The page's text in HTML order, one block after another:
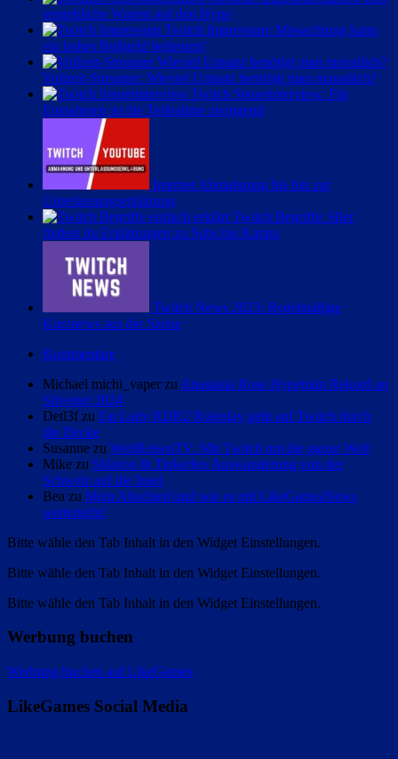
Beiträge
vergebliche Warten auf den Hype
Twitch Impressum: Missachtung kann
ein hohes Bußgeld bedeuten!
Vollzeit-Streamer: Wieviel Umsatz benötigt man monatlich?
Twitch Steuerinterview: Für
Einnahmen ist die Teilnahme zwingend
Internet Abmahnung bis hin zur
Unterlassungserklärung
Twitch Begriffe: Hier
findest du Erklärungen zu Subs bis Kappa
Twitch News 2023: Regelmäßige
Kurznews aus der Szene
Kommentare
Michael michi_vaper zu Anastasia Rose Hypetrain Rekord an
Silvester 2024
Detl3f zu Fat Lady RDR2 Roleplay geht auf Twitch durch
die Decke
Susanne zu WeltReisenTV: Mit Twitch um die ganze Welt
Mike zu Shlorox & Tinkerleo Auswanderung von der
Schweiz auf die Insel
Bea zu Mein Abschied und wie es mit LikeGamesNews
weitergeht!
Bitte wähle den Tab Inhalt in den Widget Einstellungen.
Bitte wähle den Tab Inhalt in den Widget Einstellungen.
Bitte wähle den Tab Inhalt in den Widget Einstellungen.
Werbung buchen
Werbung buchen auf LikeGames
LikeGames Social Media